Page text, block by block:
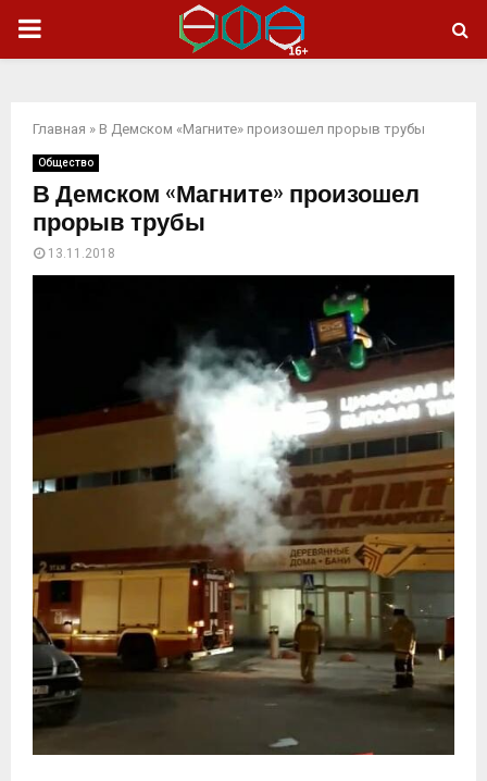
ОСНОВНОЕ
Главная » В Демском «Магните» произошел прорыв трубы
Общество
В Демском «Магните» произошел
прорыв трубы
13.11.2018